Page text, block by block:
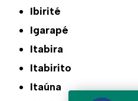
Ibirité
Igarapé
Itabira
Itabirito
Itaúna